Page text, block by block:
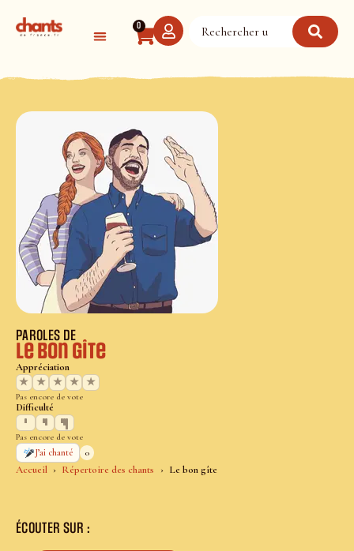
0
Accueil Répertoire des chants Le bon gîte
PAROLES DE
Le bon gîte
Appréciation
★
★ ★ ★ ★
Pas encore de vote
Difficulté
Pas encore de vote
J’ai chanté
0
ÉCOUTER SUR :